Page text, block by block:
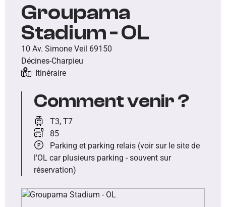
Groupama
Stadium - OL
10 Av. Simone Veil 69150
Décines-Charpieu
Itinéraire
Comment venir ?
T3, T7
85
Parking et parking relais (voir sur le site de
l'OL car plusieurs parking - souvent sur
réservation)